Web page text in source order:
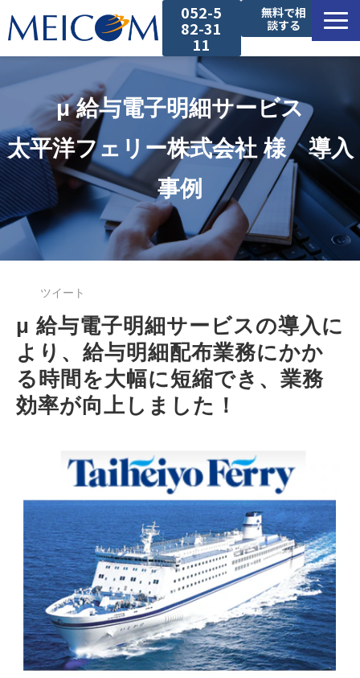
052-5
82-31
11
無料で相
談する
サービス一覧
導入事例
セミナー
コラム
お役立ち資料
μ 給与電子明細サービス
太平洋フェリー株式会社 様　導入
事例
ツイート
μ 給与電子明細サービスの導入に
より、給与明細配布業務にかか
る時間を大幅に短縮でき、業務
効率が向上しました！